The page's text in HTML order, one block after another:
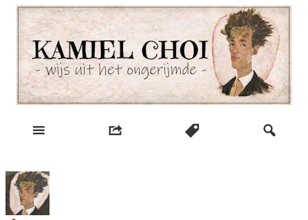
Skip
content
Kamiel Choi